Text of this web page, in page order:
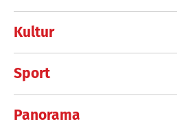
Kultur
Sport
Panorama